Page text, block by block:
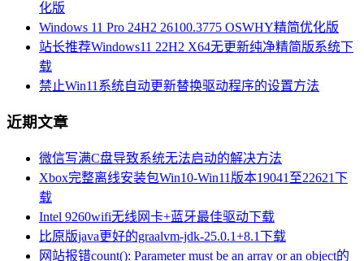
化版
Windows 11 Pro 24H2 26100.3775 OSWHY精简优化版
站长推荐Windows11 22H2 X64无更新纯净精简版系统下
载
禁止Win11系统自动更新替换驱动程序的设置方法
近期文章
微信写满C盘导致系统无法启动的解决方法
Xbox完整离线安装包Win10-Win11版本19041至22621下
载
Intel 9260wifi无线网卡+蓝牙最佳驱动下载
比原版java更好的graalvm-jdk-25.0.1+8.1下载
网站报错count(): Parameter must be an array or an object的